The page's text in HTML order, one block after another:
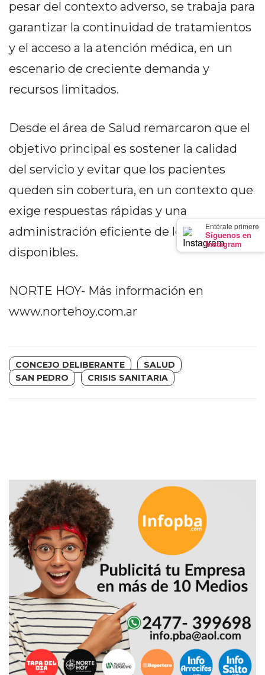
×
Entérate primero
Síguenos en
Instagram
GIMNASIO
DE
MEJORES
PRECIOS
DEPORTIVOS
EN
PERGAMINO
DEPORTIVOS
EN
PERGAMINO:
MEJORES
WHEY
COMPRAR
EL
MEJOR
TIENDA
ONLINE
GRATIS
SUPLEMENTOS
DEPORTIVOS
EN
PERGAMINO:
DÓNDE
COMPRAR
PROTEÍNA,
CREATINA
Y
PRE
pesar del contexto adverso, se trabaja para
garantizar la continuidad de tratamientos
y el acceso a la atención médica, en un
escenario de creciente demanda y
recursos limitados.
Desde el área de Salud remarcaron que el
objetivo principal es sostener la calidad
del servicio y evitar que los pacientes
queden sin cobertura, en un contexto que
exige respuestas rápidas y una
administración eficiente de los recursos
disponibles.
NORTE HOY- Más información en
www.nortehoy.com.ar
CONCEJO DELIBERANTE
SALUD
SAN PEDRO
CRISIS SANITARIA